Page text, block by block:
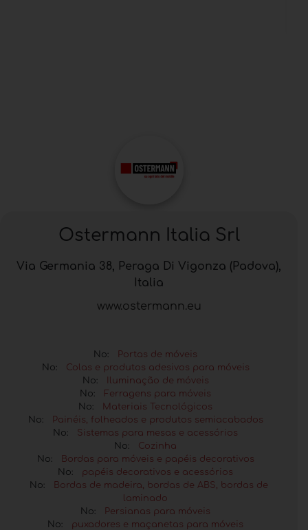
Ostermann Italia Srl
Via Germania 38, Peraga Di Vigonza (Padova),
Italia
www.ostermann.eu
No:
Portas de móveis
No:
Colas e produtos adesivos para móveis
No:
Iluminação de móveis
No:
Ferragens para móveis
No:
Materiais Tecnológicos
No:
Painéis, folheados e produtos semiacabados
No: Sistemas para mesas e acessórios
No: Cozinha
No:
Bordas para móveis e papéis decorativos
No: papéis decorativos e acessórios
No:
Bordas de madeira, bordas de ABS, bordas de
laminado
No:
Persianas para móveis
No: puxadores e maçanetas para móveis